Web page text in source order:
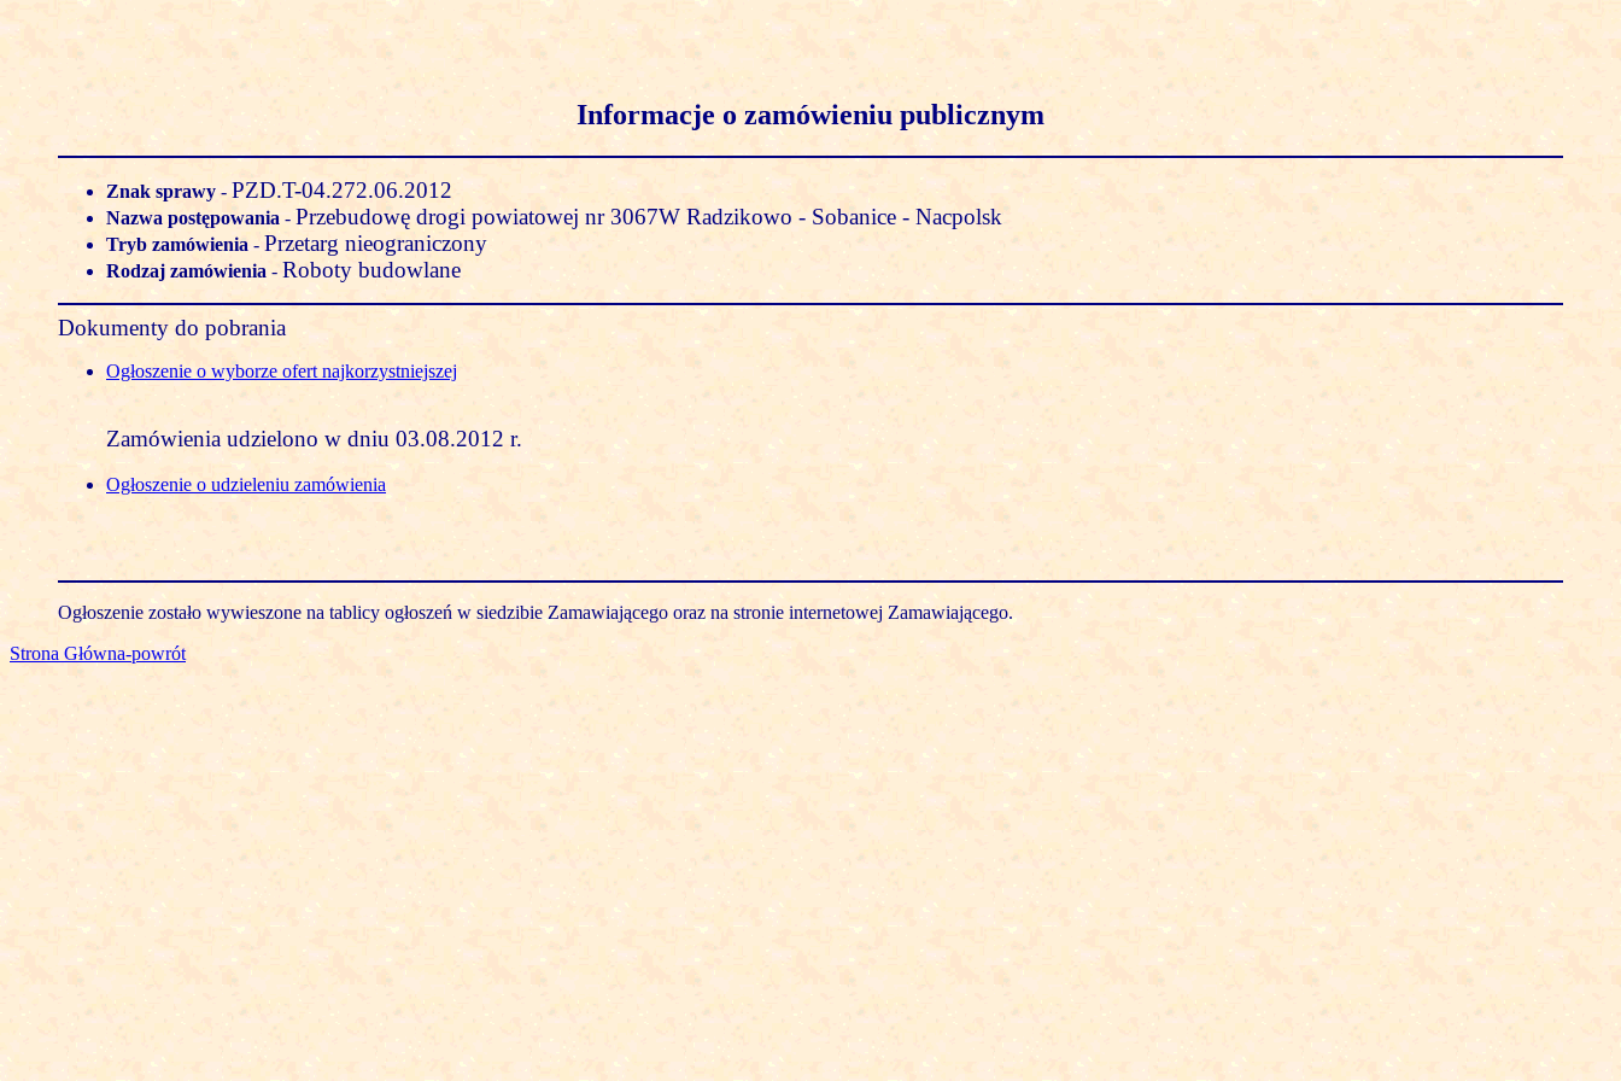
Informacje o zamówieniu publicznym
Znak sprawy - PZD.T-04.272.06.2012
Nazwa postępowania - Przebudowę drogi powiatowej nr 3067W Radzikowo - Sobanice - Nacpolsk
Tryb zamówienia- Przetarg nieograniczony
Rodzaj zamówienia - Roboty budowlane
Dokumenty do pobrania
Ogłoszenie o wyborze ofert najkorzystniejszej
Zamówienia udzielono w dniu 03.08.2012 r.
Ogłoszenie o udzieleniu zamówienia
Ogłoszenie zostało wywieszone na tablicy ogłoszeń w siedzibie Zamawiającego oraz na stronie internetowej Zamawiającego.
Strona Główna-powrót